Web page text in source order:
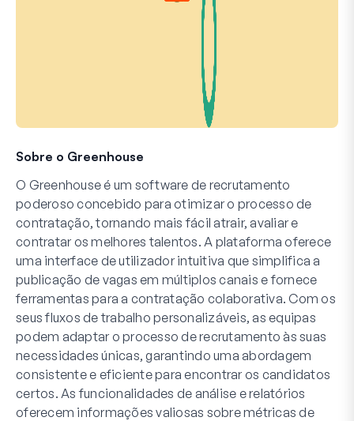
Sobre o Greenhouse
O Greenhouse é um software de recrutamento
poderoso concebido para otimizar o processo de
contratação, tornando mais fácil atrair, avaliar e
contratar os melhores talentos. A plataforma oferece
uma interface de utilizador intuitiva que simplifica a
publicação de vagas em múltiplos canais e fornece
ferramentas para a contratação colaborativa. Com os
seus fluxos de trabalho personalizáveis, as equipas
podem adaptar o processo de recrutamento às suas
necessidades únicas, garantindo uma abordagem
consistente e eficiente para encontrar os candidatos
certos. As funcionalidades de análise e relatórios
oferecem informações valiosas sobre métricas de